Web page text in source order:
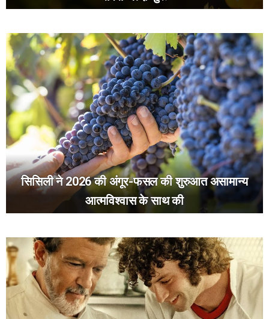
सिसिली ने 2026 की अंगूर-फसल की शुरुआत असामान्य
आत्मविश्वास के साथ की